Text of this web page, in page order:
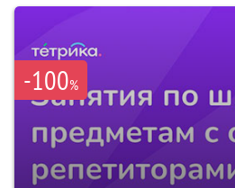
-100%